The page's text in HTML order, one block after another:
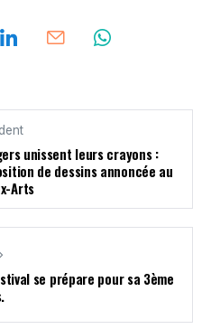
unissent leurs crayons :
de dessins annoncée au
Arts
se prépare pour sa 3ème